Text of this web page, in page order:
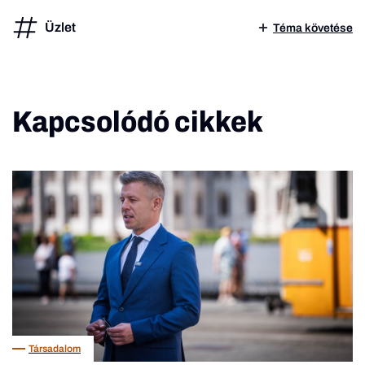
Üzlet Téma követése
Kapcsolódó cikkek
Társadalom